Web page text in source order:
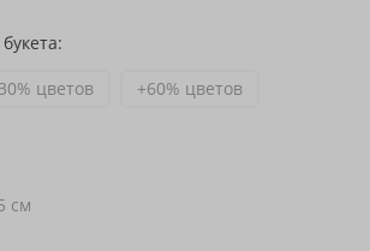
цветов +60% цветов
см